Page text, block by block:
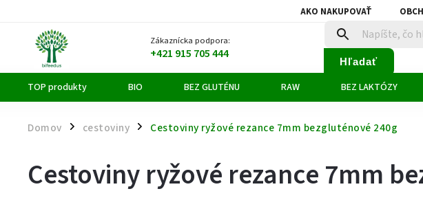
AKO NAKUPOVAŤ
Zákaznícka podpora:
+421 915 705 444 Hľadať
TOP produkty BIO BEZ GLUTÉNU RAW BEZ LAKTÓZY
Domov / cestoviny / Cestoviny ryžové rezance 7mm bezgluténové 240g
Cestoviny ryžové rezance 7mm